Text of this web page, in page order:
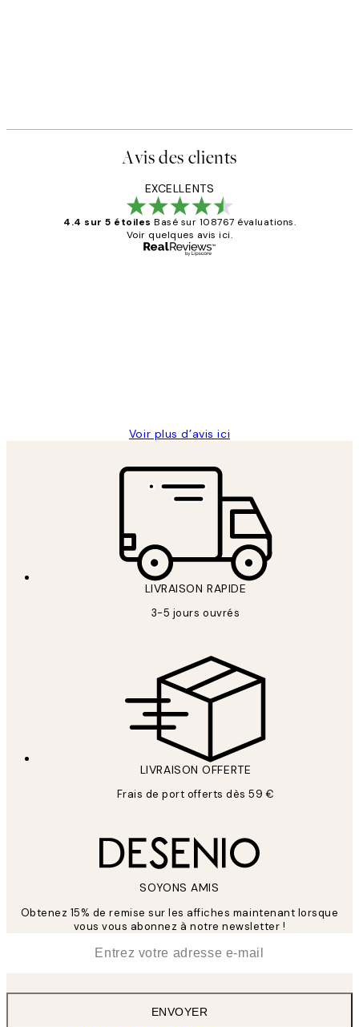
Avis des clients
EXCELLENTS
4.4 sur 5 étoiles Basé sur 108767 évaluations.
Voir quelques avis ici.
Voir plus d’avis ici
LIVRAISON RAPIDE
3-5 jours ouvrés
LIVRAISON OFFERTE
Frais de port offerts dès 59 €
SOYONS AMIS
Obtenez 15% de remise sur les affiches maintenant lorsque
vous vous abonnez à notre newsletter !
ENVOYER